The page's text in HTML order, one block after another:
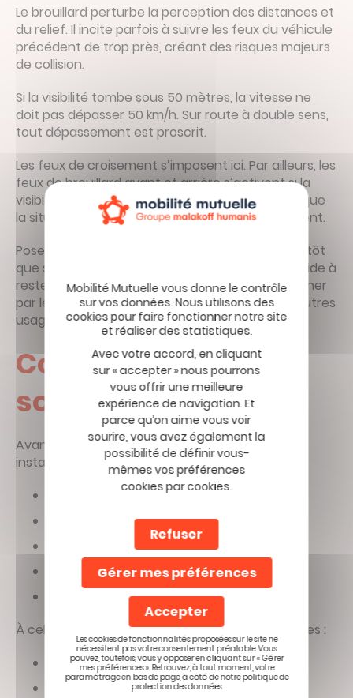
Le brouillard perturbe la perception des distances et
du relief. Il incite parfois à suivre les feux du véhicule
précédent de trop près, créant des risques majeurs
de collision.
Si la visibilité tombe sous 50 mètres, la vitesse ne
doit pas dépasser 50 km/h. Sur route à double sens,
tout dépassement est proscrit.
Les feux de croisement s’imposent ici. Par ailleurs, les
feux de brouillard avant et arrière s’activent si la
visibilité chute fortement, puis se coupent dès que
la situation s’améliore afin d’éviter l’éblouissement.
Posez votre regard sur les marquages au sol plutôt
que sur les feux du véhicule précédent, ce qui aide à
rester centré dans sa voie sans se laisser entraîner
par le comportement parfois imprévisible des autres
usagers.
Comment préparer
son trajet ?
Avant un déplacement hivernal ou sous météo
instable, plusieurs contrôles sont essentiels :
État des pneus
Fonctionnement des essuie-glaces
Niveau de liquide lave-glace antigel
À cela s’ajoutent des équipements indispensables :
Vêtements chauds
Grattoir
Avec votre accord, en cliquant
sur « accepter » nous pourrons
vous offrir une meilleure
expérience de navigation. Et
parce qu’on aime vous voir
sourire, vous avez également la
possibilité de définir vous-
mêmes vos préférences
cookies par cookies.
Refuser
Gérer mes préférences
Accepter
Les cookies de fonctionnalités proposées sur le site ne
nécessitent pas votre consentement préalable. Vous
pouvez, toutefois, vous y opposer en cliquant sur « Gérer
mes préférences ». Retrouvez, à tout moment, votre
paramétrage en bas de page, à côté de notre politique de
protection des données.